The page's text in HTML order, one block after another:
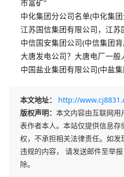
市富矿”
中化集团分公司名单(中化集
江苏国信集团有限公司，江苏
中信国安集团公司(中信集团
大唐发电公司？大唐电厂一般
中国盐业集团有限公司(中盐
本文地址：
http://
版权声明： 本文内容由互联网用
表作者本人。本站仅提供信息
权，不承担相关法律责任。如
违规的内容， 请发送邮件至举
除。